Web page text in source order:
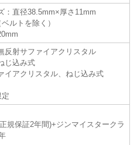
：直径38.5mm×厚さ11mm
ルトを除く）
反射サファイアクリスタル
じ込み式
イアクリスタル、ねじ込み式
定
規保証2年間)+ジンマイスタークラ